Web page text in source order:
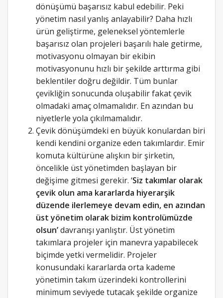
dönüşümü başarısız kabul edebilir. Peki
yönetim nasıl yanlış anlayabilir? Daha hızlı
ürün geliştirme, geleneksel yöntemlerle
başarısız olan projeleri başarılı hale getirme,
motivasyonu olmayan bir ekibin
motivasyonunu hızlı bir şekilde arttırma gibi
beklentiler doğru değildir. Tüm bunlar
çevikliğin sonucunda oluşabilir fakat çevik
olmadaki amaç olmamalıdır. En azından bu
niyetlerle yola çıkılmamalıdır.
Çevik dönüşümdeki en büyük konulardan biri
kendi kendini organize eden takımlardır. Emir
komuta kültürüne alışkın bir şirketin,
öncelikle üst yönetimden başlayan bir
değişime gitmesi gerekir. ‘Siz takımlar olarak
çevik olun ama kararlarda hiyerarşik
düzende ilerlemeye devam edin, en azından
üst yönetim olarak bizim kontrolümüzde
olsun’davranışı yanlıştır. Üst yönetim
takımlara projeler için manevra yapabilecek
biçimde yetki vermelidir. Projeler
konusundaki kararlarda orta kademe
yönetimin takım üzerindeki kontrollerini
minimum seviyede tutacak şekilde organize